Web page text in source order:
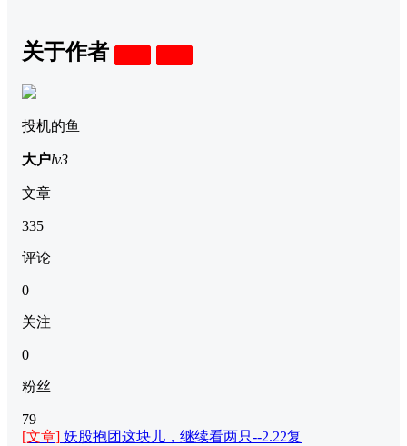
关于作者
投机的鱼
大户lv3
文章
335
评论
0
关注
0
粉丝
79
[文章] 妖股抱团这块儿，继续看两只--2.22复